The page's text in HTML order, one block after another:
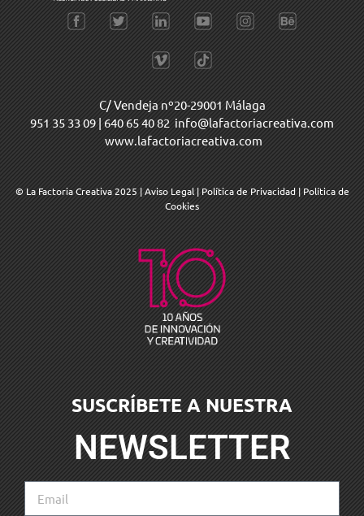
C/ Vendeja nº20-29001 Málaga
951 35 33 09 | 640 65 40 82 info@lafactoriacreativa.com
www.lafactoriacreativa.com
© La Factoria Creativa 2025 |Aviso Legal | Política de Privacidad | Política de
Cookies
SUSCRÍBETE A NUESTRA
NEWSLETTER